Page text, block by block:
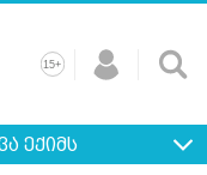
ხშირად
კითხვები
15+
ექიმს